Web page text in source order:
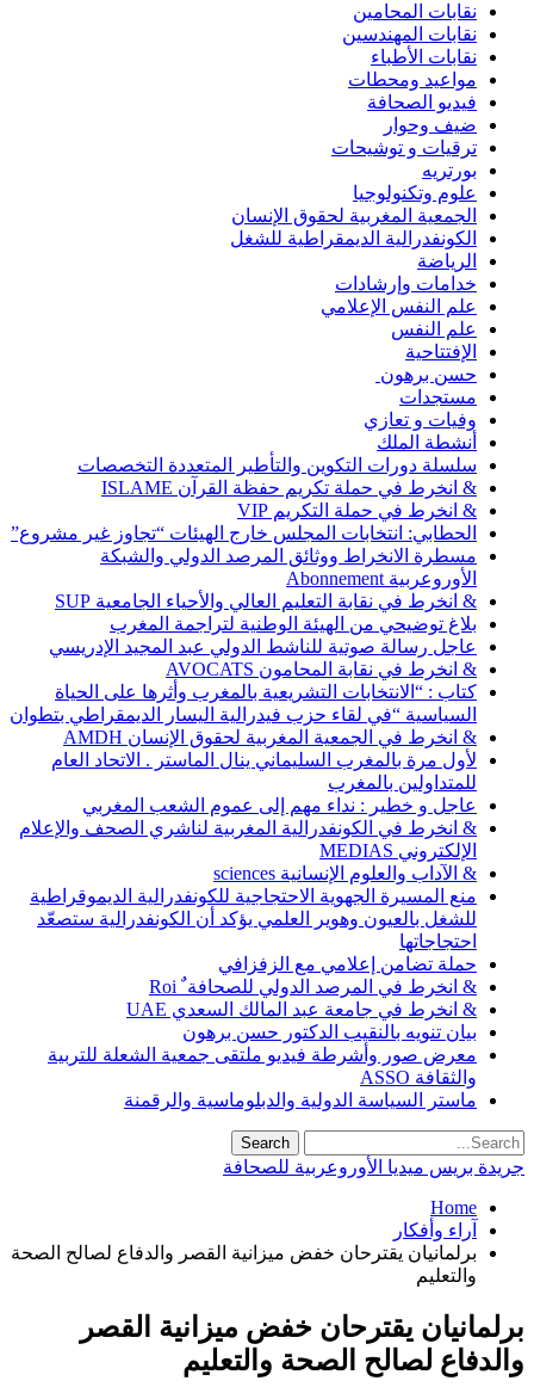
نقابات المحامين
نقابات المهندسين
نقابات الأطباء
مواعيد ومحطات
فيديو الصحافة
ضيف وحوار
ترقيات و توشيحات
بورتريه
علوم وتكنولوجيا
الجمعية المغربية لحقوق الإنسان
الكونفدرالية الديمقراطية للشغل
الرياضة
خدامات وإرشادات
علم النفس الإعلامي
علم النفس
الإفتتاحية
حسن برهون
مستجدات
وفيات و تعازي
أنشطة الملك
سلسلة دورات التكوين والتأطير المتعددة التخصصات
& انخرط في حملة تكريم حفظة القرآن ISLAME
& انخرط في حملة التكريم VIP
الحطابي: انتخابات المجلس خارج الهيئات “تجاوز غير مشروع”
مسطرة الانخراط ووثائق المرصد الدولي والشبكة
الأوروعربية Abonnement
& انخرط في نقابة التعليم العالي والأحياء الجامعية SUP
بلاغ توضيحي من الهيئة الوطنية لتراجمة المغرب
عاجل رسالة صوتية للناشط الدولي عبد المجيد الإدريسي
& انخرط في نقابة المحامون AVOCATS
كتاب : “الانتخابات التشريعية بالمغرب وأثرها على الحياة
السياسية “في لقاء حزب فيدرالية اليسار الديمقراطي بتطوان
& انخرط في الجمعية المغربية لحقوق الإنسان AMDH
لأول مرة بالمغرب السليماني ينال الماستر . الاتحاد العام
للمتداولين بالمغرب
عاجل و خطير : نداء مهم إلى عموم الشعب المغربي
& انخرط في الكونفدرالية المغربية لناشري الصحف والإعلام
الإلكتروني MEDIAS
& الآداب والعلوم الإنسانية sciences
منع المسيرة الجهوية الاحتجاجية للكونفدرالية الديموقراطية
للشغل بالعيون وهوير العلمي يؤكد أن الكونفدرالية ستصعّد
احتجاجاتها
حملة تضامن إعلامي مع الزفزافي
& انخرط في المرصد الدولي للصحافة ٌ Roi
& انخرط في جامعة عبد المالك السعدي UAE
بيان تنويه بالنقيب الدكتور حسن برهون
معرض صور وأشرطة فيديو ملتقى جمعية الشعلة للتربية
والثقافة ASSO
ماستر السياسة الدولية والدبلوماسية والرقمنة
جريدة بريس ميديا الأوروعربية للصحافة
Home
آراء وأفكار
برلمانيان يقترحان خفض ميزانية القصر والدفاع لصالح الصحة
والتعليم
برلمانيان يقترحان خفض ميزانية القصر
والدفاع لصالح الصحة والتعليم